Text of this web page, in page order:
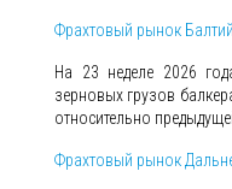
Фрахтовый рынок
На 23 неделе 2026
зерновых грузов
относительно
Фрахтовый рынок